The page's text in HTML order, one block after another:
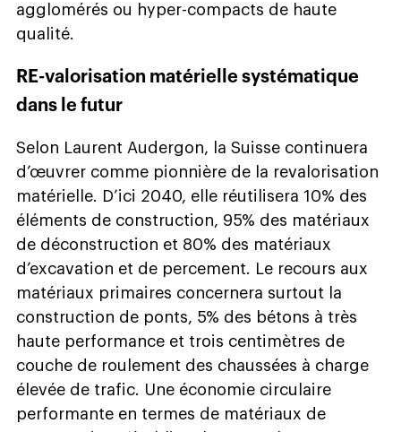
agglomérés ou hyper-compacts de haute
qualité.
RE-valorisation matérielle systématique
dans le futur
Selon Laurent Audergon, la Suisse continuera
d’œuvrer comme pionnière de la revalorisation
matérielle. D’ici 2040, elle réutilisera 10% des
éléments de construction, 95% des matériaux
de déconstruction et 80% des matériaux
d’excavation et de percement. Le recours aux
matériaux primaires concernera surtout la
construction de ponts, 5% des bétons à très
haute performance et trois centimètres de
couche de roulement des chaussées à charge
élevée de trafic. Une économie circulaire
performante en termes de matériaux de